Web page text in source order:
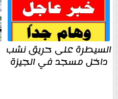
السيطرة على حريق نشب
داخل مسجد في الجيزة